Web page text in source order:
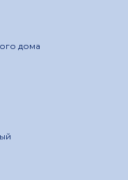
дома